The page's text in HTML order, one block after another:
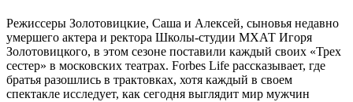
Режиссеры Золотовицкие, Саша и Алексей, сыновья недавно
умершего актера и ректора Школы-студии МХАТ Игоря
Золотовицкого, в этом сезоне поставили каждый своих «Трех
сестер» в московских театрах. Forbes Life рассказывает, где
братья разошлись в трактовках, хотя каждый в своем
спектакле исследует, как сегодня выглядит мир мужчин